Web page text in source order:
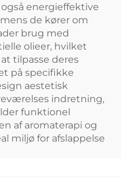
energieffektive
de kører om
brug med
olieer, hvilket
tilpasse deres
på specifikke
aestetisk
indretning,
funktionel
af aromaterapi og
miljø for afslappelse